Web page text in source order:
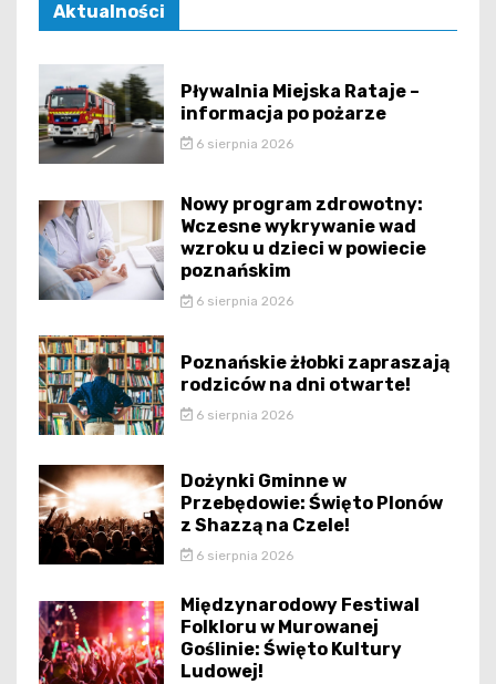
Aktualności
Pływalnia Miejska Rataje –
informacja po pożarze
6 sierpnia 2026
Nowy program zdrowotny:
Wczesne wykrywanie wad
wzroku u dzieci w powiecie
poznańskim
6 sierpnia 2026
Poznańskie żłobki zapraszają
rodziców na dni otwarte!
6 sierpnia 2026
Dożynki Gminne w
Przebędowie: Święto Plonów
z Shazzą na Czele!
6 sierpnia 2026
Międzynarodowy Festiwal
Folkloru w Murowanej
Goślinie: Święto Kultury
Ludowej!